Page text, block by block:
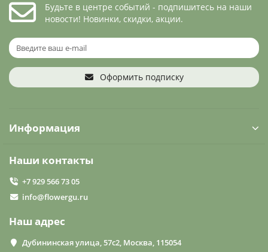
Будьте в центре событий - подпишитесь на наши
новости! Новинки, скидки, акции.
Оформить подписку
Информация
Наши контакты
+7 929 566 73 05
info@flowergu.ru
Наш адрес
Дубининская улица, 57с2, Москва, 115054